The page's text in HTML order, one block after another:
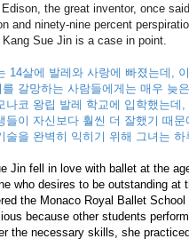
the great inventor, once
and ninety-nine percent
Kang Sue Jin is a case in point.
14살에 발레와 사랑에 빠졌는데,
를 갈망하는 사람들에게는 매우 늦
나코 왕립 발레 학교에 입학했는데
들이 자신보다 훨씬 더 잘했기 때문
술을 완벽히 익히기 위해 그녀는 하
Jin fell in love with ballet at the
who desires to be outstanding at
the Monaco Royal Ballet
because other students
the necessary skills, she